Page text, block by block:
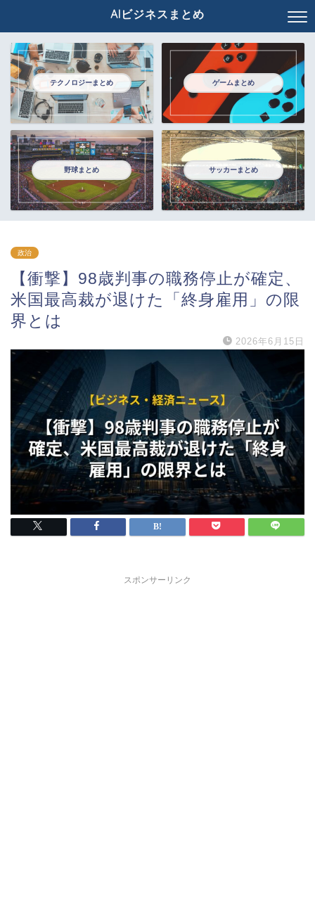
AIビジネスまとめ
テクノロジーまとめ ゲームまとめ
野球まとめ サッカーまとめ
政治
【衝撃】98歳判事の職務停止が確定、
米国最高裁が退けた「終身雇用」の限
界とは
2026年6月15日
スポンサーリンク